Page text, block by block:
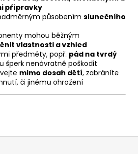
přípravky
působením slunečního
mohou běžným
vlastnosti a vzhled
předměty, popř. pád na tvrdý
šperk nenávratně poškodit
mimo dosah dětí, zabráníte
či jinému ohrožení